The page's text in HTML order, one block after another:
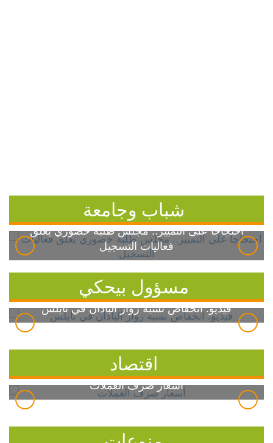
شباب وجامعة
احتجاجاً على التمييز.. مجلس طلبة خضوري يعلق
فعاليات التسجيل
مسؤول بيحكي
فيديو: انخفاض نسبة زوار الباذان في نابلس
اقتصاد
أسعار صرف العملات